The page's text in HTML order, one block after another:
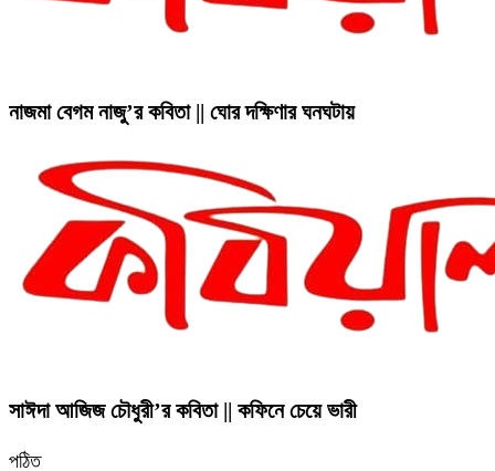
নাজমা বেগম নাজু’র কবিতা || ঘোর দক্ষিণার ঘনঘটায়
সাঈদা আজিজ চৌধুরী’র কবিতা || কফিনে চেয়ে ভারী
পঠিত